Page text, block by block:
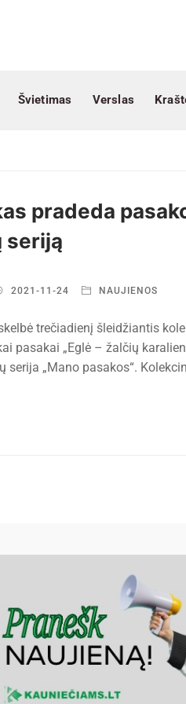
Švietimas Verslas
pradeda
seriją
2021-11-24 NAUJIENOS
trečiadienį šleidžiantis
pasakai „Eglė – žalčių
serija „Mano pasakos“.